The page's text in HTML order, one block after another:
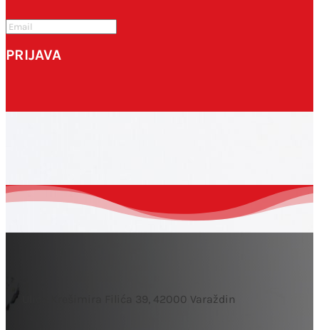
PRIJAVA
Ulica Krešimira Filića 39, 42000 Varaždin